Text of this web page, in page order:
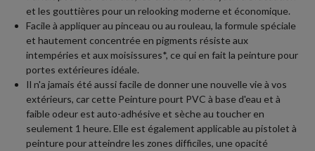
et les gouttières pour un relooking moderne et économique.
Facile à appliquer au pinceau ou au rouleau, la formule spéciale
et hautement concentrée en pigments résiste aux
intempéries et aux moisissures*, ce qui en fait la peinture pour
portes extérieures idéale.
Il n'a jamais été aussi facile de donner une nouvelle vie à vos
extérieurs, car cette Peinture pourt PVC à base d'eau et à
faible odeur est auto-adhésive et sèche au toucher en
seulement 1 heure. Elle est également applicable au pistolet à
peinture pour atteindre les zones difficiles, une opacité